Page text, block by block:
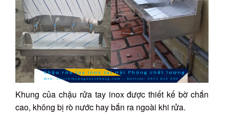
Khung của chậu rửa tay inox được thiết kế bờ chắn
cao, không bị rò nước hay bắn ra ngoài khi rửa.